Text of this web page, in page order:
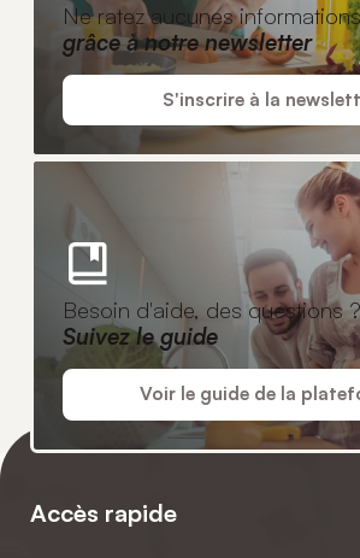
Ne ratez aucunes informations
grâce à notre newsletter
S'inscrire à la
Besoin d'aide, des questions ?
Suivez le guide
Voir le guide de la
Accès rapide